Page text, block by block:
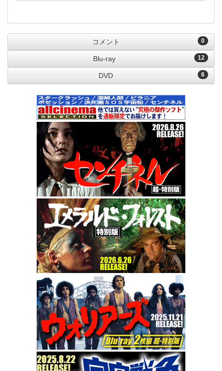
0
コメント
12
Blu-ray
6
DVD